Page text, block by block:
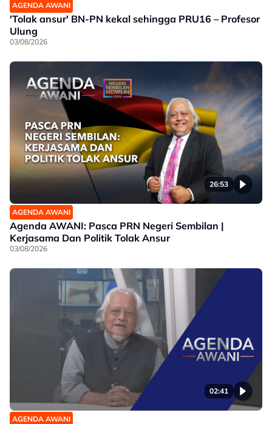
AGENDA AWANI
'Tolak ansur' BN-PN kekal sehingga PRU16 – Profesor
Ulung
03/08/2026
26:53
AGENDA AWANI
Agenda AWANI: Pasca PRN Negeri Sembilan |
Kerjasama Dan Politik Tolak Ansur
03/08/2026
02:41
AGENDA AWANI